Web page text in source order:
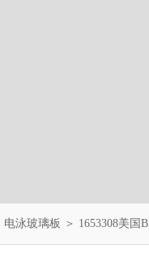
电泳玻璃板 ＞ 1653308美国